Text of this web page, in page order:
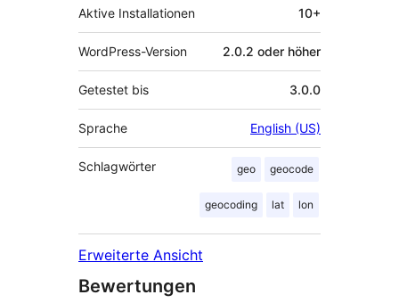
Aktive Installationen 10+
WordPress-Version 2.0.2 oder höher
Getestet bis 3.0.0
Sprache English (US)
Schlagwörter geo geocode
geocoding lat lon
Erweiterte Ansicht
Bewertungen